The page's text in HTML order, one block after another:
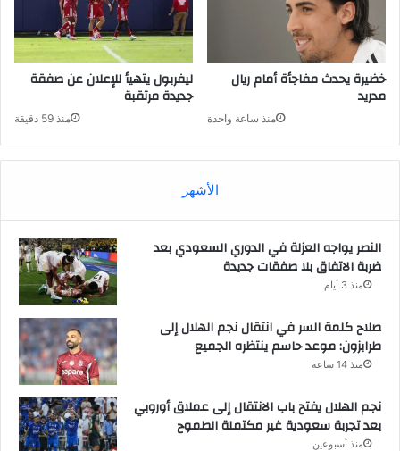
ليفربول يتهيأ للإعلان عن صفقة
جديدة مرتقبة
منذ 59 دقيقة
خضيرة يحدث مفاجأة أمام ريال
مدريد
منذ ساعة واحدة
الأشهر
النصر يواجه العزلة في الدوري السعودي بعد
ضربة الاتفاق بلا صفقات جديدة
منذ 3 أيام
صلاح كلمة السر في انتقال نجم الهلال إلى
طرابزون: موعد حاسم ينتظره الجميع
منذ 14 ساعة
نجم الهلال يفتح باب الانتقال إلى عملاق أوروبي
بعد تجربة سعودية غير مكتملة الطموح
منذ أسبوعين